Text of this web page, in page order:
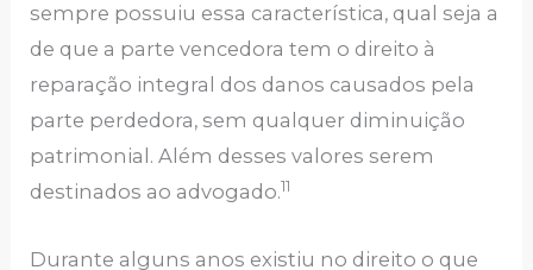
sempre possuiu essa característica, qual seja a
de que a parte vencedora tem o direito à
reparação integral dos danos causados pela
parte perdedora, sem qualquer diminuição
patrimonial. Além desses valores serem
destinados ao advogado.11
Durante alguns anos existiu no direito o que